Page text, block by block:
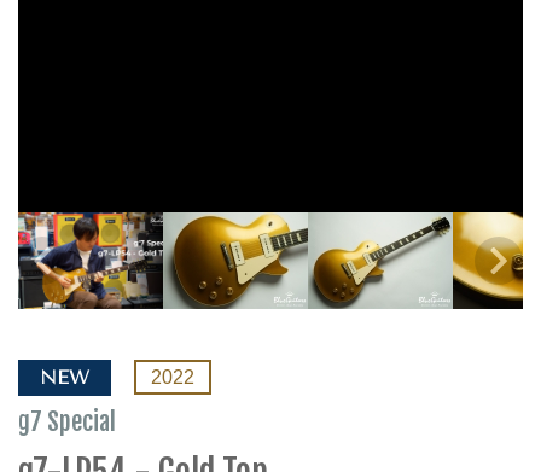
NEW 2022
g7 Special